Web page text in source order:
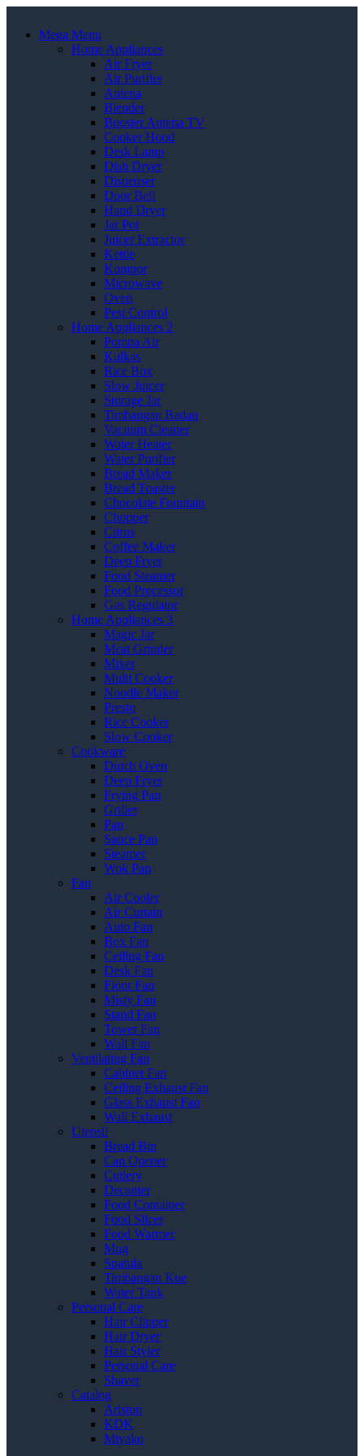
Mega Menu
Home Appliances
Air Fryer
Air Purifier
Antena
Blender
Booster Antena TV
Cooker Hood
Desk Lamp
Dish Dryer
Dispenser
Door Bell
Hand Dryer
Jar Pot
Juicer Extractor
Kettle
Kompor
Microwave
Oven
Pest Control
Home Appliances 2
Pompa Air
Kulkas
Rice Box
Slow Juicer
Storage Jar
Timbangan Badan
Vacuum Cleaner
Water Heater
Water Purifier
Bread Maker
Bread Toaster
Chocolate Fountain
Chopper
Citrus
Coffee Maker
Deep Fryer
Food Steamer
Food Processor
Gas Regulator
Home Appliances 3
Magic Jar
Meat Grinder
Mixer
Multi Cooker
Noodle Maker
Presto
Rice Cooker
Slow Cooker
Cookware
Dutch Oven
Deep Fryer
Frying Pan
Griller
Pan
Sauce Pan
Steamer
Wok Pan
Fan
Air Cooler
Air Curtain
Auto Fan
Box Fan
Ceiling Fan
Desk Fan
Floor Fan
Misty Fan
Stand Fan
Tower Fan
Wall Fan
Ventilating Fan
Cabinet Fan
Ceiling Exhaust Fan
Glass Exhaust Fan
Wall Exhaust
Utensil
Bread Bin
Can Opener
Cutlery
Decanter
Food Container
Food Slicer
Food Warmer
Mug
Spatula
Timbangan Kue
Water Tank
Personal Care
Hair Clipper
Hair Dryer
Hair Styler
Personal Care
Shaver
Catalog
Ariston
KDK
Miyako